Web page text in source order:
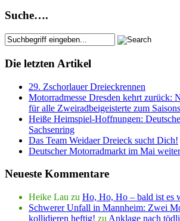
Suche….
Die letzten Artikel
29. Zschorlauer Dreieckrennen
Motorradmesse Dresden kehrt zurück:
für alle Zweiradbeigeisterte zum
Heiße Heimspiel-Hoffnungen:
Sachsenring
Das Team Weidaer Dreieck sucht Dich!
Deutscher Motorradmarkt im Mai
Neueste Kommentare
Heike Lau zu Ho, Ho, Ho – bald ist es
Schwerer Unfall in Mannheim: Zwei
kollidieren heftig! zu Anklage nach